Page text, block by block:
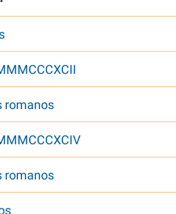
romanos
romanos